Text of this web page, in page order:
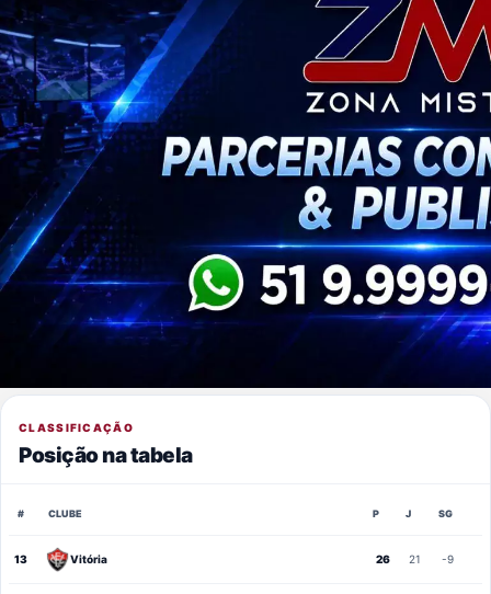
CLASSIFICAÇÃO
Posição na tabela
# CLUBE P J SG
13 Vitória 26 21 -9